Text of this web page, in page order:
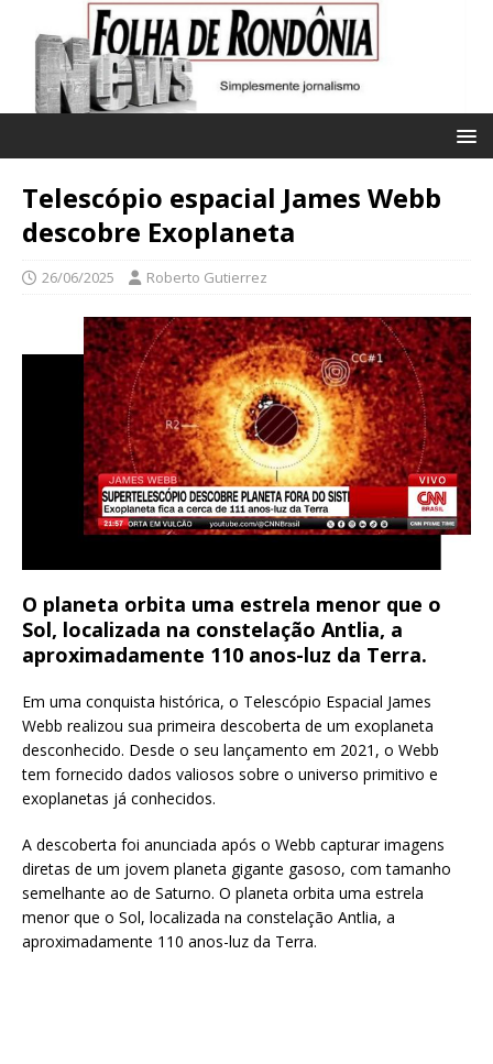
Telescópio espacial James Webb
descobre Exoplaneta
26/06/2025 Roberto Gutierrez
O planeta orbita uma estrela menor que o
Sol, localizada na constelação Antlia, a
aproximadamente 110 anos-luz da Terra.
Em uma conquista histórica, o Telescópio Espacial James
Webb realizou sua primeira descoberta de um exoplaneta
desconhecido. Desde o seu lançamento em 2021, o Webb
tem fornecido dados valiosos sobre o universo primitivo e
exoplanetas já conhecidos.
A descoberta foi anunciada após o Webb capturar imagens
diretas de um jovem planeta gigante gasoso, com tamanho
semelhante ao de Saturno. O planeta orbita uma estrela
menor que o Sol, localizada na constelação Antlia, a
aproximadamente 110 anos-luz da Terra.